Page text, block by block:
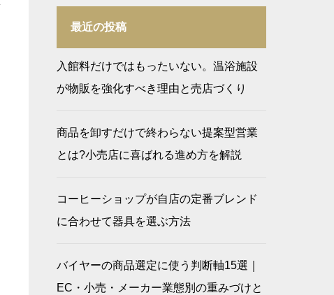
最近の投稿
入館料だけではもったいない。温浴施設
が物販を強化すべき理由と売店づくり
商品を卸すだけで終わらない提案型営業
とは?小売店に喜ばれる進め方を解説
コーヒーショップが自店の定番ブレンド
に合わせて器具を選ぶ方法
バイヤーの商品選定に使う判断軸15選｜
EC・小売・メーカー業態別の重みづけと